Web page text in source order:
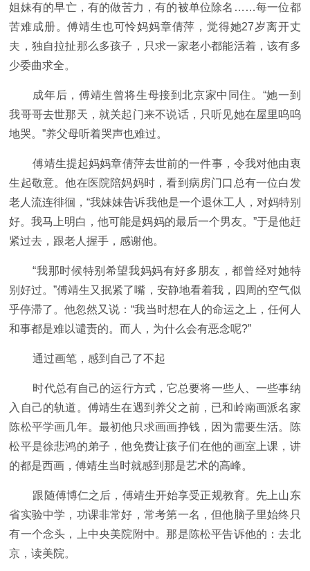
姐妹有的早亡，有的做苦力，有的被单位除名……每一位都
苦难成册。傅靖生也可怜妈妈章倩萍，觉得她27岁离开丈
夫，独自拉扯那么多孩子，只求一家老小都能活着，该有多
少委曲求全。
成年后，傅靖生曾将生母接到北京家中同住。“她一到
我哥哥去世那天，就关起门来不说话，只听见她在屋里呜呜
地哭。”养父母听着哭声也难过。
傅靖生提起妈妈章倩萍去世前的一件事，令我对他由衷
生起敬意。他在医院陪妈妈时，看到病房门口总有一位白发
老人流连徘徊，“我妹妹告诉我他是一个退休工人，对妈特别
好。我马上明白，他可能是妈妈的最后一个男友。”于是他赶
紧过去，跟老人握手，感谢他。
“我那时候特别希望我妈妈有好多朋友，都曾经对她特
别好过。”傅靖生又抿紧了嘴，安静地看着我，四周的空气似
乎停滞了。他忽然又说：“我当时想在人的命运之上，任何人
和事都是难以谴责的。而人，为什么会有恶念呢?”
通过画笔，感到自己了不起
时代总有自己的运行方式，它总要将一些人、一些事纳
入自己的轨道。傅靖生在遇到养父之前，已和岭南画派名家
陈松平学画几年。最初他只求画画挣钱，因为需要生活。陈
松平是徐悲鸿的弟子，他免费让孩子们在他的画室上课，讲
的都是西画，傅靖生当时就感到那是艺术的高峰。
跟随傅博仁之后，傅靖生开始享受正规教育。先上山东
省实验中学，功课非常好，常考第一名，但他脑子里始终只
有一个念头，上中央美院附中。那是陈松平告诉他的：去北
京，读美院。